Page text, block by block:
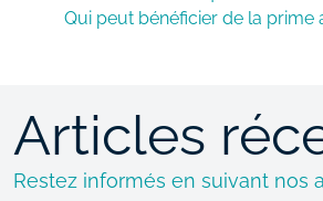
Qui peut bénéficier de la prime
Articles
Restez informés en suivant nos